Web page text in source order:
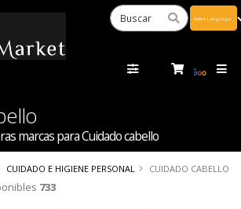
marcas para Cuidado cabello
CUIDADO E HIGIENE PERSONAL CUIDADO CABELLO
733